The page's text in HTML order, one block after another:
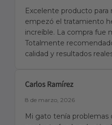
Excelente producto para
empezó el tratamiento
increíble. La compra fue
Totalmente
calidad y resultados
Carlos Ramírez
8 de marzo, 2026
Mi gato tenía problemas